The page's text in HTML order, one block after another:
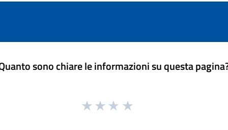
sono chiare le informazioni su questa